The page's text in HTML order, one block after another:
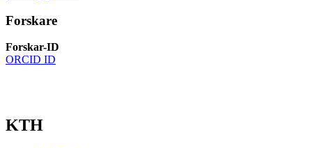
Forskare
Forskar-ID
ORCID ID
KTH